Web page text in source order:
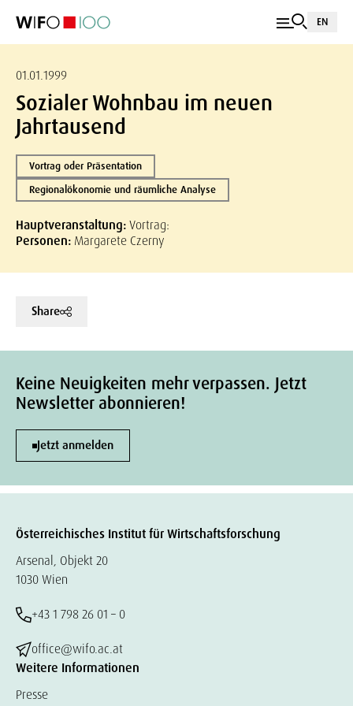
EN
01.01.1999
Sozialer Wohnbau im neuen
Jahrtausend
Vortrag oder Präsentation
Regionalökonomie und räumliche Analyse
Hauptveranstaltung:Vortrag:
Personen: Margarete Czerny
Share
Keine Neuigkeiten mehr verpassen. Jetzt
Newsletter abonnieren!
Jetzt anmelden
Österreichisches Institut für Wirtschaftsforschung
Arsenal, Objekt 20
1030 Wien
+43 1 798 26 01 – 0
office@wifo.ac.at
Weitere Informationen
Presse